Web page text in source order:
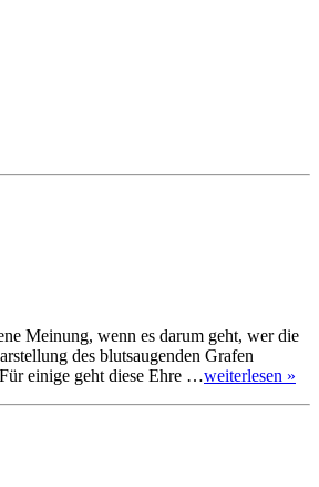
Meinung, wenn es darum geht, wer die
des blutsaugenden Grafen
einige geht diese Ehre …weiterlesen »